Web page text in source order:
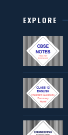
EXPLORE